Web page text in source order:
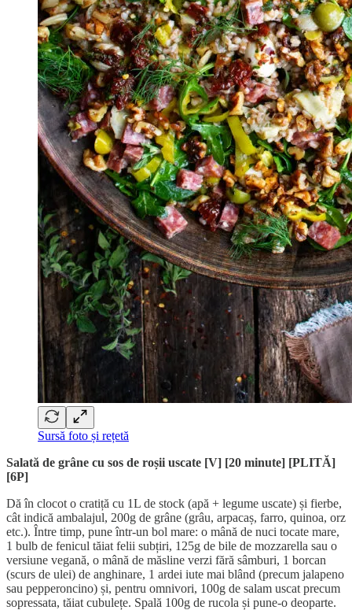
Sursă foto și rețetă
Salată de grâne cu sos de roșii uscate [V] [20 minute] [PLITĂ]
[6P]
Dă în clocot o cratiță cu 1L de stock (apă + legume uscate) și fierbe,
cât indică ambalajul, 200g de grâne (grâu, arpacaș, farro, quinoa, orz
etc.). Între timp, pune într-un bol mare: o mână de nuci tocate mare,
1 bulb de fenicul tăiat felii subțiri, 125g de bile de mozzarella sau o
versiune vegană, o mână de măsline verzi fără sâmburi, 1 borcan
(scurs de ulei) de anghinare, 1 ardei iute mai blând (precum jalapeno
sau pepperoncino) și, pentru omnivori, 100g de salam uscat precum
sopressata, tăiat cubulețe. Spală 100g de rucola și pune-o deoparte.